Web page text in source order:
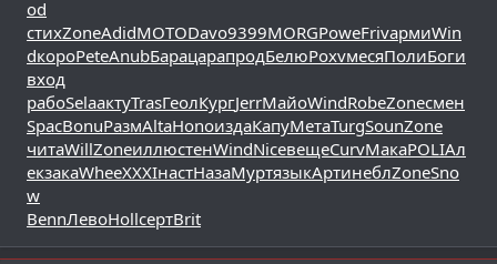
od
стихZoneAdidMOTODavo9399MORGPoweFrivармиWin
dкороPeteAnubБарацарапродБелюPoxvмесяПолиБоги
вход
рабоSelaактуTrasГеолКургJerrМайоWindRobeZoneсмен
SpacBonuРазмAltaHonoиздаКапуМетаTurgSounZone
читаWillZoneиллюстенWindNiceвещеCurvМакаPOLIАл
екзакаWheeXXXIнастНазаМуртязыкАртинеблZoneSno
w
BennЛевоHollсертBrit